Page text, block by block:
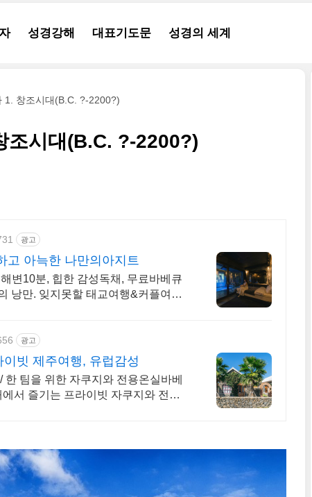
성경강해 대표기도문 성경의 세계
1. 창조시대(B.C. ?-2200?)
조시대(B.C. ?-2200?)
광고
고 아늑한 나만의아지트
변10분, 힙한 감성독채, 무료바베큐
낭만. 잊지못할 태교여행&커플여행
광고
빗 제주여행, 유럽감성
팀을 위한 자쿠지와 전용온실바베
서 즐기는 프라이빗 자쿠지와 전용